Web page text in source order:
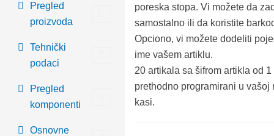
Pregled
proizvoda
Tehnički
podaci
Pregled
komponenti
Osnovne
poreska stopa. Vi možete da
samostalno ili da koristite
Opciono, vi možete dodeliti
ime vašem artiklu.
20 artikala sa šifrom artikla od 1
prethodno programirani u vašoj
kasi.